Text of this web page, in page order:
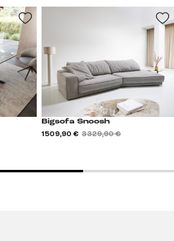
Bigsofa Snoosh
1 509,90 € 3 329,90 €